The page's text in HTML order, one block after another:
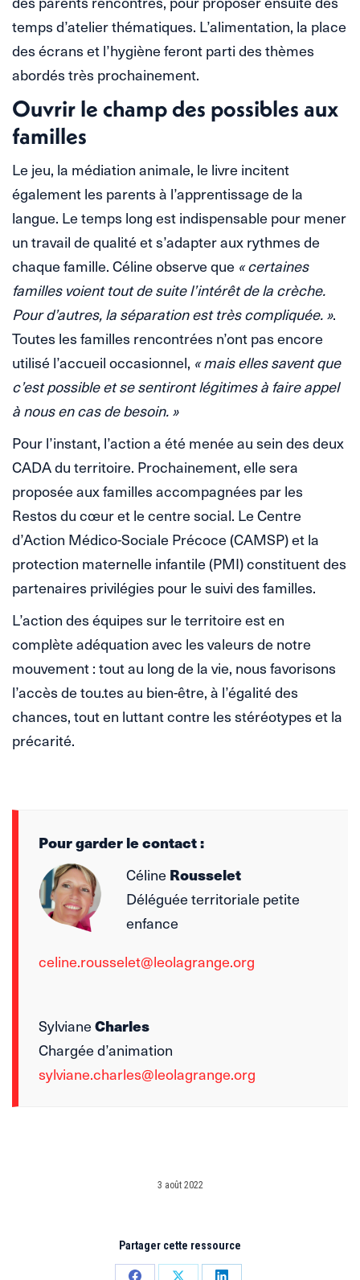
temps d’atelier thématiques. L’alimentation, la place
des écrans et l’hygiène feront parti des thèmes
abordés très prochainement.
Ouvrir le champ des possibles aux
familles
Le jeu, la médiation animale, le livre incitent
également les parents à l’apprentissage de la
langue. Le temps long est indispensable pour mener
un travail de qualité et s’adapter aux rythmes de
chaque famille. Céline observe que « certaines
familles voient tout de suite l’intérêt de la crèche.
Pour d’autres, la séparation est très compliquée. ».
Toutes les familles rencontrées n’ont pas encore
utilisé l’accueil occasionnel, « mais elles savent que
c’est possible et se sentiront légitimes à faire appel
à nous en cas de besoin. »
Pour l’instant, l’action a été menée au sein des deux
CADA du territoire. Prochainement, elle sera
proposée aux familles accompagnées par les
Restos du cœur et le centre social. Le Centre
d’Action Médico-Sociale Précoce (CAMSP) et la
protection maternelle infantile (PMI) constituent des
partenaires privilégies pour le suivi des familles.
L’action des équipes sur le territoire est en
complète adéquation avec les valeurs de notre
mouvement : tout au long de la vie, nous favorisons
l’accès de tou.tes au bien-être, à l’égalité des
chances, tout en luttant contre les stéréotypes et la
précarité.
Pour garder le contact :
CélineRousselet
Déléguée territoriale petite
enfance
celine.rousselet@leolagrange.org
SylvianeCharles
Chargée d’animation
sylviane.charles@leolagrange.org
3 août 2022
Partager cette ressource